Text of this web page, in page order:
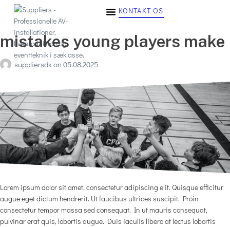
KONTAKT OS
mistakes young players make
suppliersdk on 05.08.2025
Lorem ipsum dolor sit amet, consectetur adipiscing elit. Quisque efficitur
augue eget dictum hendrerit. Ut faucibus ultrices suscipit. Proin
consectetur tempor massa sed consequat. In ut mauris consequat,
pulvinar erat quis, lobortis augue. Duis iaculis libero at lectus lobortis